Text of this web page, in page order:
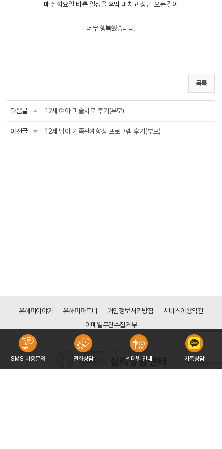
매주 화요일 바쁜 일정을 후딱 마치고 상담 오는 길이
너무 행복했습니다.
목록
다음글 12세 여아 미술치료 후기(부모)
이전글 12세 남아 가족관계향상 프로그램 후기(부모)
유해피이야기 유해피파트너 개인정보처리방침
서비스이용약관
이메일무단수집거부
SMS 비용문의 전화상담 센터별 안내 카톡상담